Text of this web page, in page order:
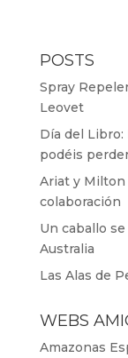
POSTS
Spray
Leovet
Día del
podéis
Ariat y Milton
colaboración
Un caballo
Australia
Las Alas de
WEBS
Amazonas